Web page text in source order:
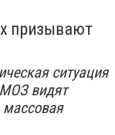
призывают
ситуация
МОЗ видят
массовая